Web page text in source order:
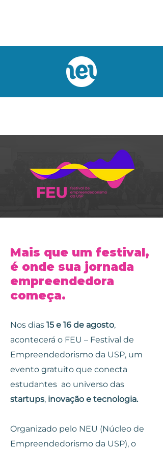
Mais que um festival,
é onde sua jornada
empreendedora
começa.
Nos dias 15 e 16 de agosto,
acontecerá o FEU – Festival de
Empreendedorismo da USP, um
evento gratuito que conecta
estudantes ao universo das
startups, inovação e tecnologia.
Organizado pelo NEU (Núcleo de
Empreendedorismo da USP), o